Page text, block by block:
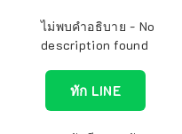
ไม่พบคำอธิบาย - No
description found
ทัก LINE